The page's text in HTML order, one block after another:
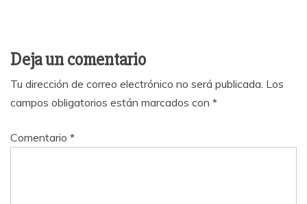
Deja un comentario
Tu dirección de correo electrónico no será publicada. Los
campos obligatorios están marcados con *
Comentario *